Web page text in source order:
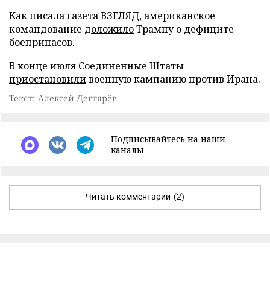
Как писала газета ВЗГЛЯД, американское
командование доложилоТрампу о дефиците
боеприпасов.
В конце июля Соединенные Штаты
приостановиливоенную кампанию против Ирана.
Текст: Алексей Дегтярёв
Подписывайтесь на наши
каналы
Читать комментарии (2)